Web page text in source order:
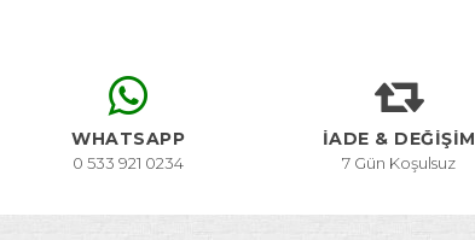
WHATSAPP
0 533 921 0234
İADE & DEĞİŞİM
7 Gün Koşulsuz